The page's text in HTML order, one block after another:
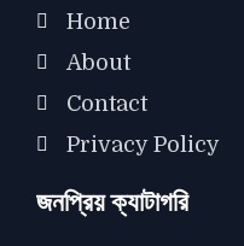
Home
About
Contact
Privacy Policy
জনপ্রিয় ক্যাটাগরি